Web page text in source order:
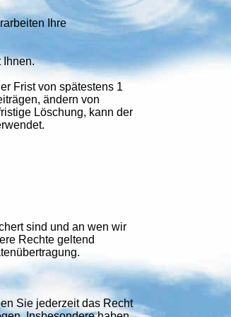
Ihre
Ihnen.
Frist von spätestens 1
ändern von
Löschung, kann der
sind und an wen wir
Rechte geltend
Sie jederzeit das Recht